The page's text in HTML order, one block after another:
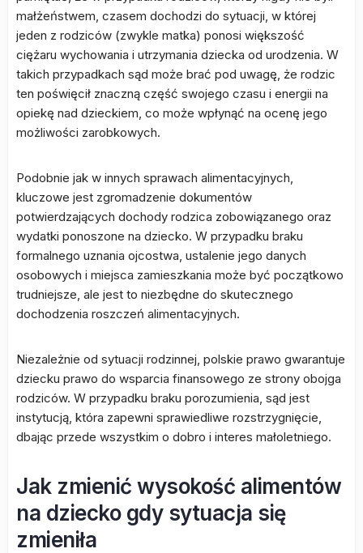
małżeństwem, czasem dochodzi do sytuacji, w której
jeden z rodziców (zwykle matka) ponosi większość
ciężaru wychowania i utrzymania dziecka od urodzenia. W
takich przypadkach sąd może brać pod uwagę, że rodzic
ten poświęcił znaczną część swojego czasu i energii na
opiekę nad dzieckiem, co może wpłynąć na ocenę jego
możliwości zarobkowych.
Podobnie jak w innych sprawach alimentacyjnych,
kluczowe jest zgromadzenie dokumentów
potwierdzających dochody rodzica zobowiązanego oraz
wydatki ponoszone na dziecko. W przypadku braku
formalnego uznania ojcostwa, ustalenie jego danych
osobowych i miejsca zamieszkania może być początkowo
trudniejsze, ale jest to niezbędne do skutecznego
dochodzenia roszczeń alimentacyjnych.
Niezależnie od sytuacji rodzinnej, polskie prawo gwarantuje
dziecku prawo do wsparcia finansowego ze strony obojga
rodziców. W przypadku braku porozumienia, sąd jest
instytucją, która zapewni sprawiedliwe rozstrzygnięcie,
dbając przede wszystkim o dobro i interes małoletniego.
Jak zmienić wysokość alimentów
na dziecko gdy sytuacja się
zmieniła